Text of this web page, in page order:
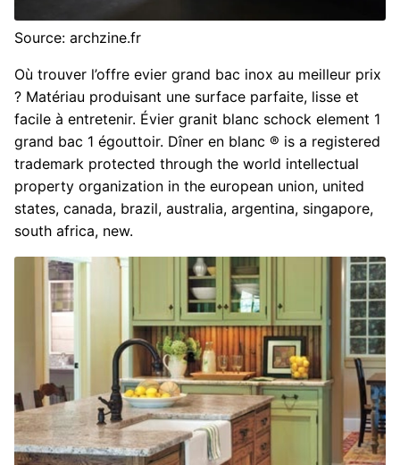
Source: archzine.fr
Où trouver l’offre evier grand bac inox au meilleur prix
? Matériau produisant une surface parfaite, lisse et
facile à entretenir. Évier granit blanc schock element 1
grand bac 1 égouttoir. Dîner en blanc ® is a registered
trademark protected through the world intellectual
property organization in the european union, united
states, canada, brazil, australia, argentina, singapore,
south africa, new.